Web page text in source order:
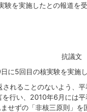
を実施したとの報道を
抗議文
に5回目の核実験を実施
れることのないよう、
行い、2010年6月には
せずの「非核三原則」